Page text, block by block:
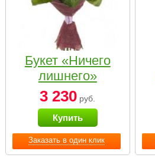
Заказать в один клик
Букет «Ничего
лишнего»
3 230 руб.
Купить